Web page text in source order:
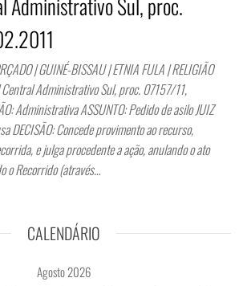
| GUINÉ-BISSAU | ETNIA FULA | RELIGIÃO
Administrativo Sul, proc. 07157/11,
Administrativa ASSUNTO: Pedido de asilo JUIZ
DECISÃO: Concede provimento ao recurso,
e julga procedente a ação, anulando o ato
o Recorrido (através…
CALENDÁRIO
Agosto 2026